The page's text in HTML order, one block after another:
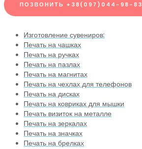
ПОЗВОНИТЬ +38(097)044-98-83
Изготовление сувениров:
Печать на чашках
Печать на ручках
Печать на пазлах
Печать на магнитах
Печать на чехлах для телефонов
Печать на дисках
Печать на ковриках для мышки
Печать визиток на металле
Печать на зеркалах
Печать на значках
Печать на брелках